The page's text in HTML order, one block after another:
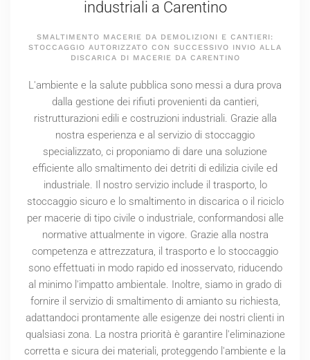
industriali a Carentino
SMALTIMENTO MACERIE DA DEMOLIZIONI E CANTIERI:
STOCCAGGIO AUTORIZZATO CON SUCCESSIVO INVIO ALLA
DISCARICA DI MACERIE DA CARENTINO
L'ambiente e la salute pubblica sono messi a dura prova
dalla gestione dei rifiuti provenienti da cantieri,
ristrutturazioni edili e costruzioni industriali. Grazie alla
nostra esperienza e al servizio di stoccaggio
specializzato, ci proponiamo di dare una soluzione
efficiente allo smaltimento dei detriti di edilizia civile ed
industriale. Il nostro servizio include il trasporto, lo
stoccaggio sicuro e lo smaltimento in discarica o il riciclo
per macerie di tipo civile o industriale, conformandosi alle
normative attualmente in vigore. Grazie alla nostra
competenza e attrezzatura, il trasporto e lo stoccaggio
sono effettuati in modo rapido ed inosservato, riducendo
al minimo l'impatto ambientale. Inoltre, siamo in grado di
fornire il servizio di smaltimento di amianto su richiesta,
adattandoci prontamente alle esigenze dei nostri clienti in
qualsiasi zona. La nostra priorità è garantire l'eliminazione
corretta e sicura dei materiali, proteggendo l'ambiente e la